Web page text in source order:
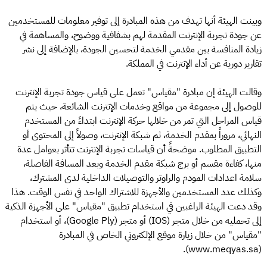
وبينت الهيئة أنها تهدف من هذه المبادرة إلى توفير معلومات للمستخدمين
عن جودة تجربة الإنترنت المقدمة لهم بشفافية ووضوح، والمساهمة في
زيادة المنافسة بين مقدمي الخدمة لتحسين الجودة، بالإضافة إلى نشر
تقارير دورية عن أداء الإنترنت في المملكة.
وقالت الهيئة إن مبادرة "مقياس" تعمل على قياس جودة تجربة الإنترنت
للوصول إلى مجموعة من مواقع وخدمات الإنترنت الشائعة، حيث يتم
قياس المراحل التي تمر من خلالها حركة الإنترنت ابتداءً من المستخدم
النهائي، مروراً بمقدم الخدمة، ثم شبكة الإنترنت، وصولاً إلى المحتوى أو
التطبيق المطلوب. موضحةً أن قياسات تجربة الإنترنت تتأثر بعوامل عدة
منها، كفاءة مقسم أو برج شبكة مقدم الخدمة وبعد المسافة الفاصلة،
سلامة اعدادات المودم والراوتر والتوصيلات الداخلية لدى المشترك،
وكذلك عدد المستخدمين والأجهزة للاشتراك الواحد في نفس الوقت. هذا
وقد دعت الهيئة الراغبين في استخدام تطبيق "مقياس" على الأجهزة الذكية
إلى تحمليه من خلال متجر (IOS) أو متجر (Google Ply)، أو استخدام
"مقياس" من خلال زيارة موقع الإلكتروني الخاص في المبادرة
(www.meqyas.sa).